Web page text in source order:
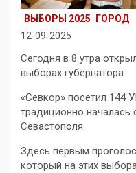
ВЫБОРЫ 2025
ГОРОД
12-09-2025
Сегодня в 8 утра
выборах губернатора.
«Севкор» посетил 144
традиционно началась
Севастополя.
Здесь первым
который на этих